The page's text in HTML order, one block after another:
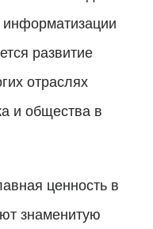
развитие
отраслях
и общества в
ценность в
знаменитую